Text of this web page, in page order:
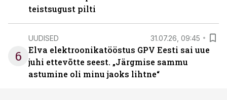
teistsugust pilti
6
UUDISED 31.07.26, 09:45
Elva elektroonikatööstus GPV Eesti sai uue
juhi ettevõtte seest. „Järgmise sammu
astumine oli minu jaoks lihtne“